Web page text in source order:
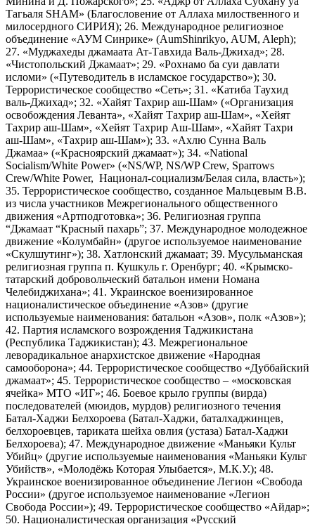
Тагьаля SHAM» (Благословение от Аллаха милоственного и
милосердного СИРИЯ); 26. Международное религиозное
объединение «АУМ Синрике» (AumShinrikyo, AUM, Aleph);
27. «Муджахеды джамаата Ат-Тавхида Валь-Джихад»; 28.
«Чистопольский Джамаат»; 29. «Рохнамо ба суи давлати
исломи» («Путеводитель в исламское государство»); 30.
Террористическое сообщество «Сеть»; 31. «Катиба Таухид
валь-Джихад»; 32. «Хайят Тахрир аш-Шам» («Организация
освобождения Леванта», «Хайят Тахрир аш-Шам», «Хейят
Тахрир аш-Шам», «Хейят Тахрир Аш-Шам», «Хайят Тахри
аш-Шам», «Тахрир аш-Шам»); 33. «Ахлю Сунна Валь
Джамаа» («Красноярский джамаат»); 34. «National
Socialism/White Power» («NS/WP, NS/WP Crew, Sparrows
Crew/White Power, Национал-социализм/Белая сила, власть»);
35. Террористическое сообщество, созданное Мальцевым В.В.
из числа участников Межрегионального общественного
движения «Артподготовка»; 36. Религиозная группа
“Джамаат “Красный пахарь”; 37. Международное молодежное
движение «Колумбайн» (другое используемое наименование
«Скулшутинг»); 38. Хатлонский джамаат; 39. Мусульманская
религиозная группа п. Кушкуль г. Оренбург; 40. «Крымско-
татарский добровольческий батальон имени Номана
Челебиджихана»; 41. Украинское военизированное
националистическое объединение «Азов» (другие
используемые наименования: батальон «Азов», полк «Азов»);
42. Партия исламского возрождения Таджикистана
(Республика Таджикистан); 43. Межрегиональное
леворадикальное анархистское движение «Народная
самооборона»; 44. Террористическое сообщество «Дуббайский
джамаат»; 45. Террористическое сообщество – «московская
ячейка» МТО «ИГ»; 46. Боевое крыло группы (вирда)
последователей (мюидов, мурдов) религиозного течения
Батал-Хаджи Белхороева (Батал-Хаджи, баталхаджинцев,
белхороевцев, тариката шейха овлия (устаза) Батал-Хаджи
Белхороева); 47. Международное движение «Маньяки Культ
Убийц» (другие используемые наименования «Маньяки Культ
Убийств», «Молодёжь Которая Улыбается», М.К.У.); 48.
Украинское военизированное объединение Легион «Свобода
России» (другое используемое наименование «Легион
Свобода России»); 49. Террористическое сообщество «Айдар»;
50. Националистическая организация «Русский